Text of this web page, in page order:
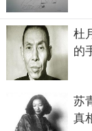
比嘉和子原型本
杜
的
苏
真